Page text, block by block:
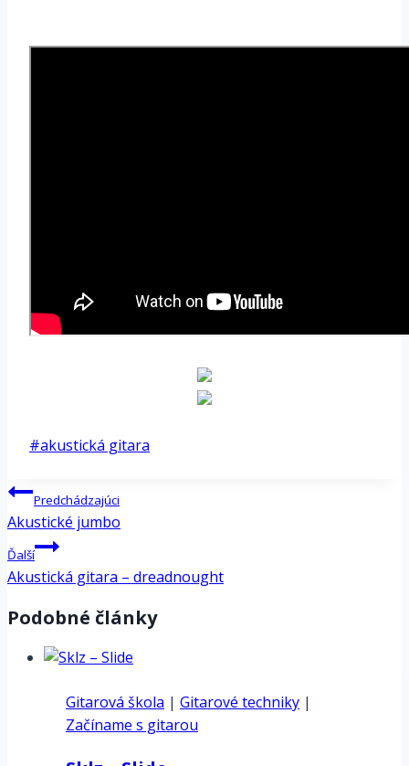
Post
#akustická gitara
Navigácia
v
článku
Predchádzajúci
Akustické jumbo
Ďalší
Akustická gitara – dreadnought
Podobné články
Gitarová škola | Gitarové techniky |
Začíname s gitarou